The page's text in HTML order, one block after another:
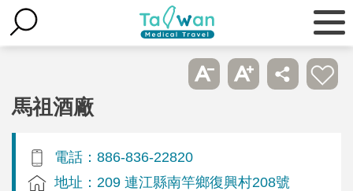
馬祖酒廠
電話：886-836-22820
地址：209 連江縣南竿鄉復興村208號